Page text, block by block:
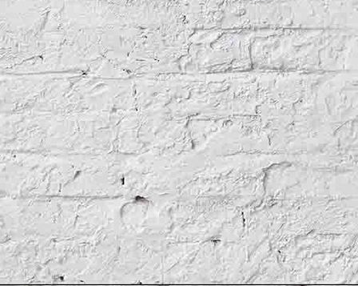
Fachwerkhaussanierung